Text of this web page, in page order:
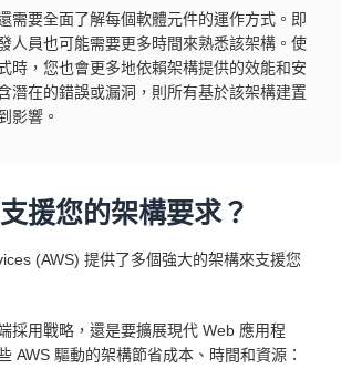
需要全面了解每個軟體元件的運作方式。即
人員也可能需要更多時間來熟悉該架構。使
時，您也會更多地依賴架構提供的效能和安
潛在的錯誤或漏洞，則所有基於該架構建置
影響。
援您的架構要求？
(AWS) 提供了多個強大的架構來支援您
採用戰略，還是要擴展現代 Web 應用程
AWS 驅動的架構節省成本、時間和資源：